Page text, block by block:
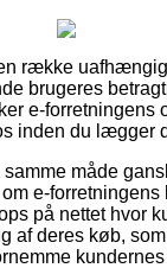
række
brugeres
e-forretningens
inden du lægger
samme måde
e-
på nettet hvor
af deres køb,